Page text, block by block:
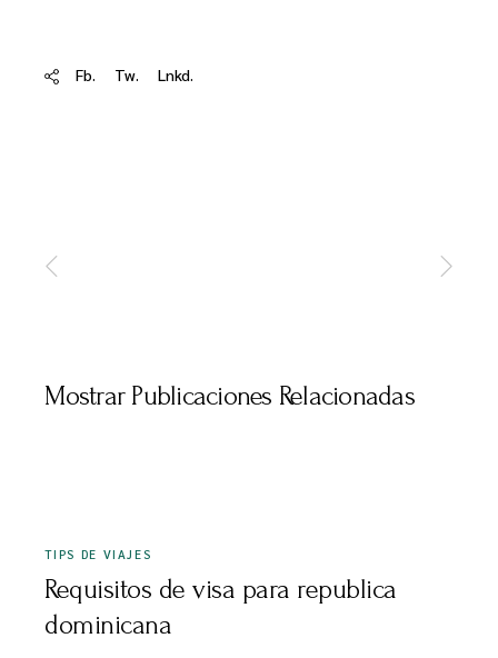
Fb. Tw. Lnkd.
Mostrar Publicaciones Relacionadas
TIPS DE VIAJES
Requisitos de visa para republica
dominicana